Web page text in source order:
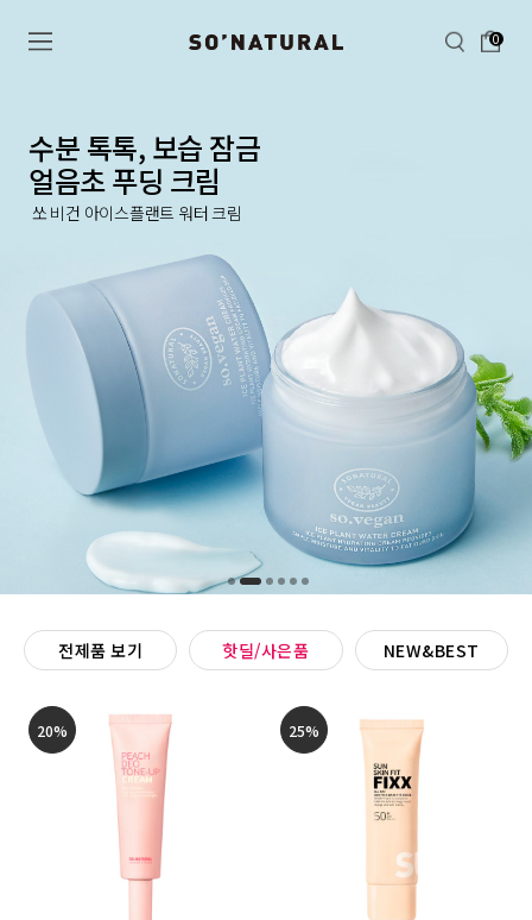
0
수분 톡톡, 보습 잠금
얼음초 푸딩 크림
쏘 비건 아이스플랜트 워터 크림
전제품 보기 핫딜/사은품 NEW&BEST
20% 25%